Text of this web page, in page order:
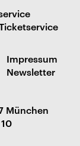
Impressum
Newsletter
München